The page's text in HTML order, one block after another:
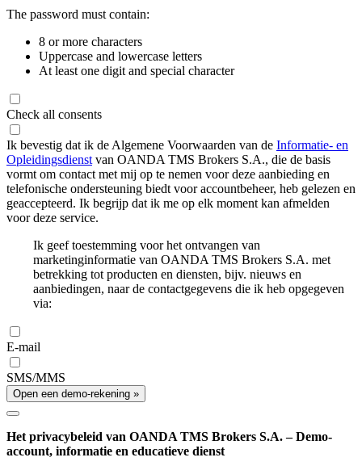
The password must contain:
8 or more characters
Uppercase and lowercase letters
At least one digit and special character
Check all consents
Ik bevestig dat ik de Algemene Voorwaarden van de Informatie- en
Opleidingsdienst van OANDA TMS Brokers S.A., die de basis
vormt om contact met mij op te nemen voor deze aanbieding en
telefonische ondersteuning biedt voor accountbeheer, heb gelezen en
geaccepteerd. Ik begrijp dat ik me op elk moment kan afmelden
voor deze service.
Ik geef toestemming voor het ontvangen van
marketinginformatie van OANDA TMS Brokers S.A. met
betrekking tot producten en diensten, bijv. nieuws en
aanbiedingen, naar de contactgegevens die ik heb opgegeven
via:
E-mail
SMS/MMS
Open een demo-rekening »
Het privacybeleid van OANDA TMS Brokers S.A. – Demo-
account, informatie en educatieve dienst